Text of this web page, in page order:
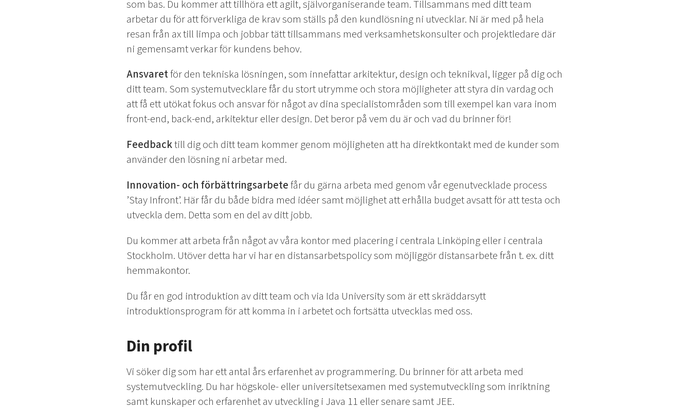
som bas. Du kommer att tillhöra ett agilt, självorganiserande team. Tillsammans med ditt team
arbetar du för att förverkliga de krav som ställs på den kundlösning ni utvecklar. Ni är med på hela
resan från ax till limpa och jobbar tätt tillsammans med verksamhetskonsulter och projektledare där
ni gemensamt verkar för kundens behov.
Ansvaretför den tekniska lösningen, som innefattar arkitektur, design och teknikval, ligger på dig och
ditt team. Som systemutvecklare får du stort utrymme och stora möjligheter att styra din vardag och
att få ett utökat fokus och ansvar för något av dina specialistområden som till exempel kan vara inom
front-end, back-end, arkitektur eller design. Det beror på vem du är och vad du brinner för!
Feedbacktill dig och ditt team kommer genom möjligheten att ha direktkontakt med de kunder som
använder den lösning ni arbetar med.
Innovation- och förbättringsarbetefår du gärna arbeta med genom vår egenutvecklade process
’Stay Infront’. Här får du både bidra med idéer samt möjlighet att erhålla budget avsatt för att testa och
utveckla dem. Detta som en del av ditt jobb.
Du kommer att arbeta från något av våra kontor med placering i centrala Linköping eller i centrala
Stockholm. Utöver detta har vi har en distansarbetspolicy som möjliggör distansarbete från t. ex. ditt
hemmakontor.
Du får en god introduktion av ditt team och via Ida University som är ett skräddarsytt
introduktionsprogram för att komma in i arbetet och fortsätta utvecklas med oss.
Din profil
Vi söker dig som har ett antal års erfarenhet av programmering. Du brinner för att arbeta med
systemutveckling. Du har högskole- eller universitetsexamen med systemutveckling som inriktning
samt kunskaper och erfarenhet av utveckling i Java 11 eller senare samt JEE.